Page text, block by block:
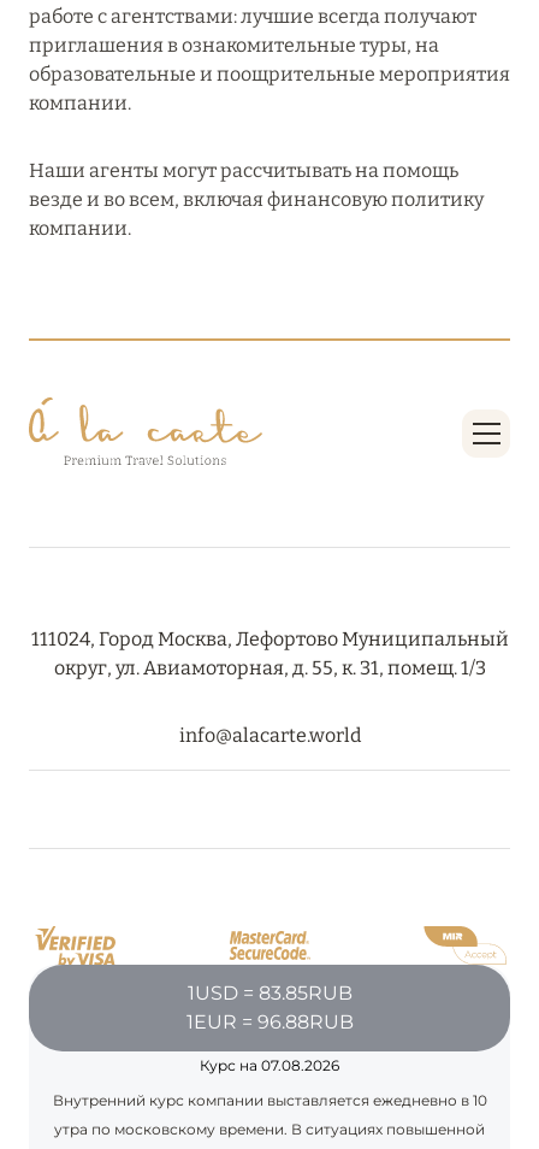
работе с агентствами: лучшие всегда получают
приглашения в ознакомительные туры, на
образовательные и поощрительные мероприятия
компании.
Наши агенты могут рассчитывать на помощь
везде и во всем, включая финансовую политику
компании.
111024, Город Москва, Лефортово Муниципальный
округ, ул. Авиамоторная, д. 55, к. 31, помещ. 1/3
info@alacarte.world
1USD = 83.85RUB
1EUR = 96.88RUB
Курс на 07.08.2026
Внутренний курс компании выставляется ежедневно в 10
утра по московскому времени. В ситуациях повышенной